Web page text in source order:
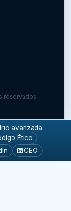
reservados
avanzada
Ético
CEO